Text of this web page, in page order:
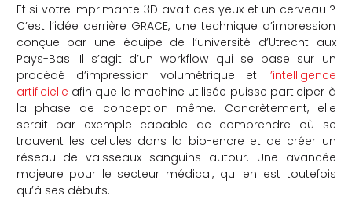
Et si votre imprimante 3D avait des yeux et un cerveau ?
C’est l’idée derrière GRACE, une technique d’impression
conçue par une équipe de l’université d’Utrecht aux
Pays-Bas. Il s’agit d’un workflow qui se base sur un
procédé d’impression volumétrique et l’intelligence
artificielle afin que la machine utilisée puisse participer à
la phase de conception même. Concrètement, elle
serait par exemple capable de comprendre où se
trouvent les cellules dans la bio-encre et de créer un
réseau de vaisseaux sanguins autour. Une avancée
majeure pour le secteur médical, qui en est toutefois
qu’à ses débuts.